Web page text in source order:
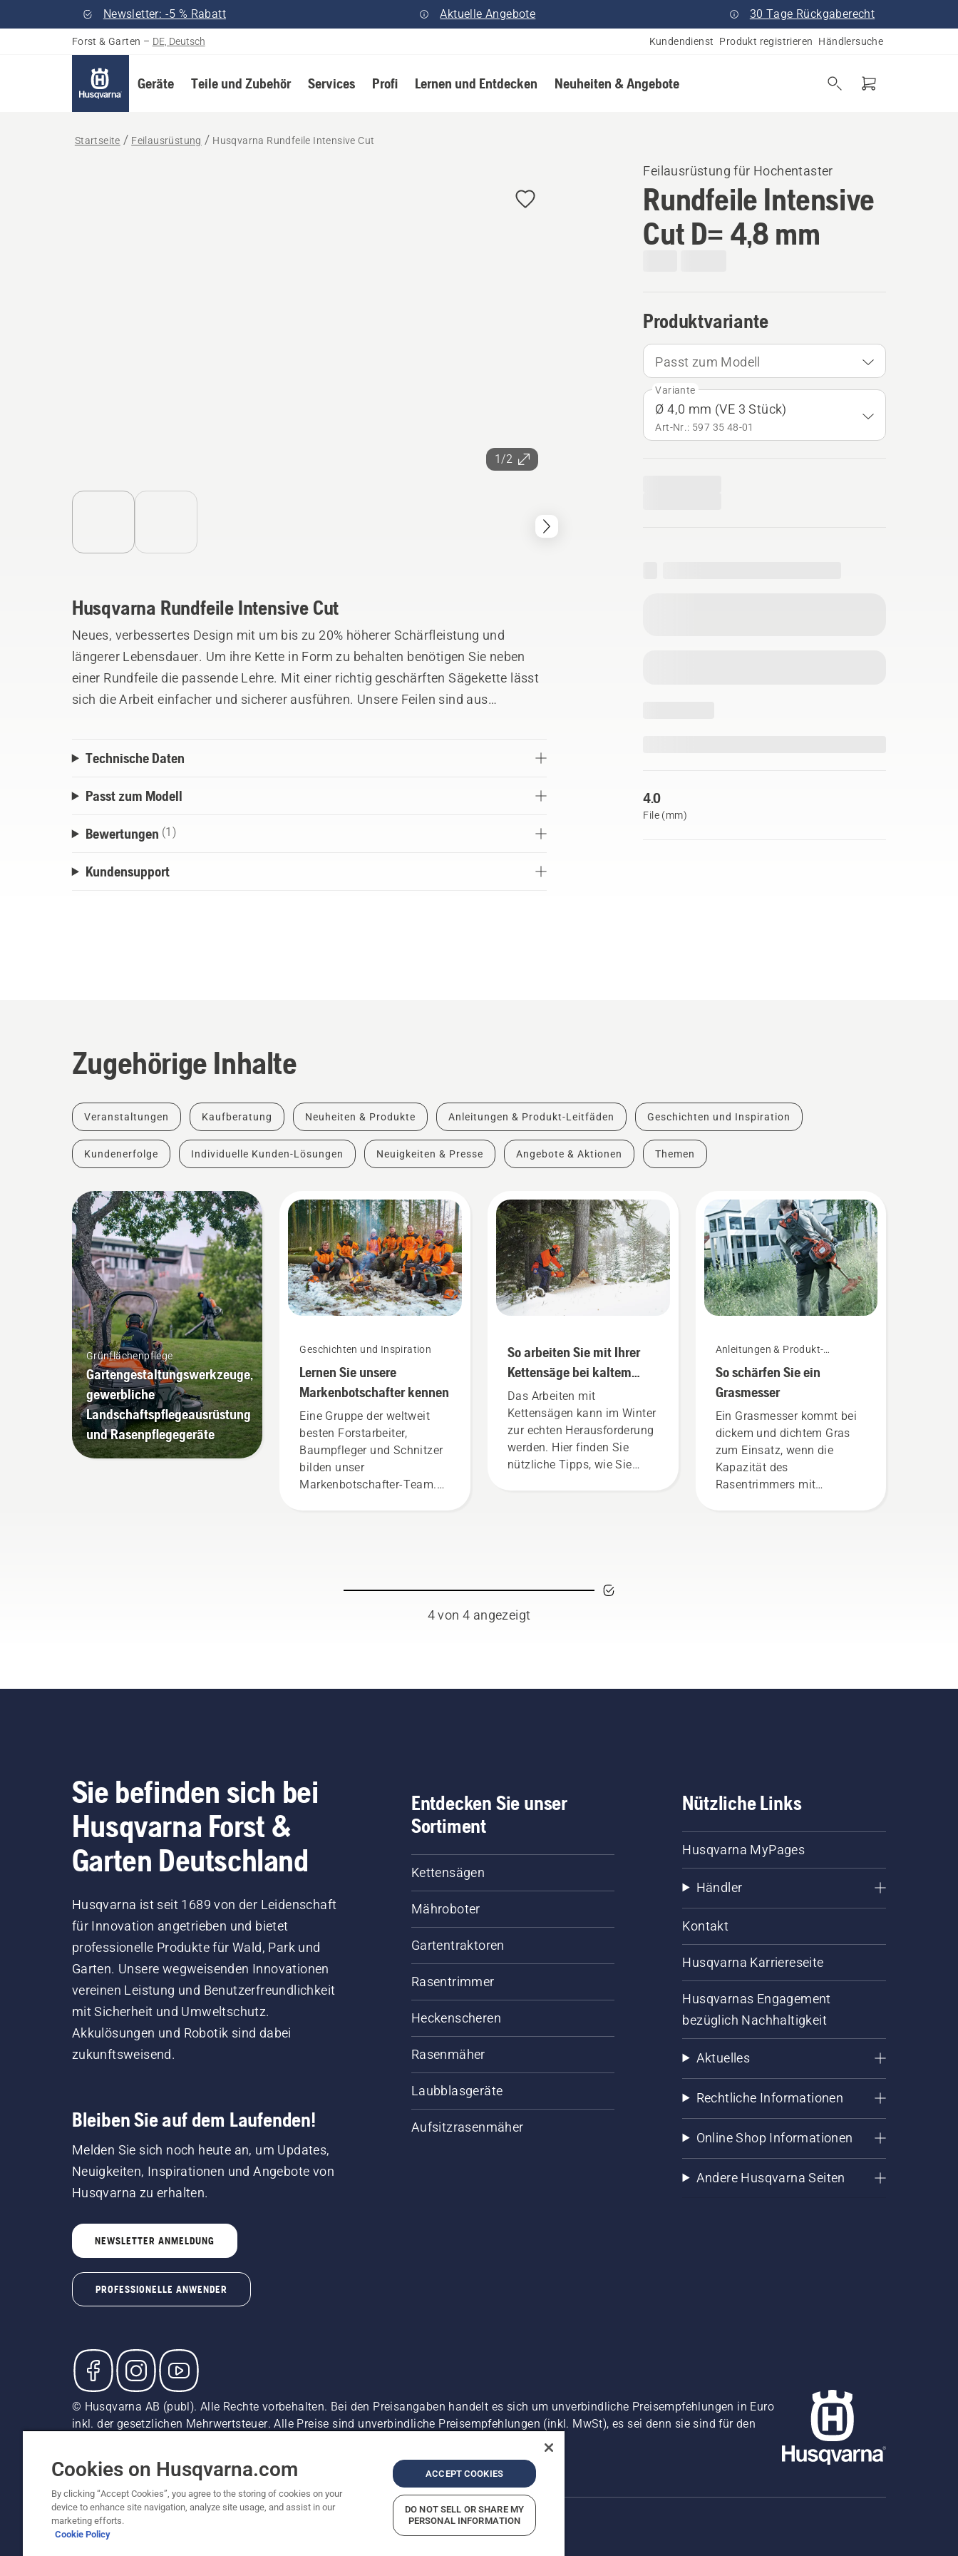
Newsletter: -5 % Rabatt Aktuelle Angebote 30 Tage Rückgaberecht
Forst & Garten – DE, Deutsch Kundendienst Produkt registrieren Händlersuche
Geräte Teile und Zubehör Services Profi Lernen und Entdecken Neuheiten & Angebote
Startseite Feilausrüstung Husqvarna Rundfeile Intensive Cut
1/2
Feilausrüstung für Hochentaster
Rundfeile Intensive
Cut D= 4,8 mm
Produktvariante
Passt zum Modell
Variante
Ø 4,0 mm (VE 3 Stück)
Art-Nr.: 597 35 48‑01
4.0
File (mm)
Husqvarna Rundfeile Intensive Cut
Neues, verbessertes Design mit um bis zu 20% höherer Schärfleistung und
längerer Lebensdauer. Um ihre Kette in Form zu behalten benötigen Sie neben
einer Rundfeile die passende Lehre. Mit einer richtig geschärften Sägekette lässt
sich die Arbeit einfacher und sicherer ausführen. Unsere Feilen sind aus
Technische Daten
Passt zum Modell
Bewertungen (1)
Kundensupport
Zugehörige Inhalte
Veranstaltungen Kaufberatung Neuheiten & Produkte Anleitungen & Produkt-Leitfäden Geschichten und Inspiration
Kundenerfolge Individuelle Kunden-Lösungen Neuigkeiten & Presse Angebote & Aktionen Themen
Grünflächenpflege
Gartengestaltungswerkzeuge,
gewerbliche
Landschaftspflegeausrüstung
und Rasenpflegegeräte
Geschichten und Inspiration
Lernen Sie unsere
Markenbotschafter kennen
Eine Gruppe der weltweit
besten Forstarbeiter,
Baumpfleger und Schnitzer
bilden unser
Markenbotschafter-Team.
anspruchsvollsten Kunden.
Botschaftern zusammen
professionellen
Erfahrungsschatz auf den
Gebieten Forst-, Park- oder
ihnen nehmen regelmäßig
Waldarbeiter, Schnitzer oder
Baumkletterer teil. Sie alle
teilen unsere Leidenschaft
für die Natur und für
Husqvarna. Lassen Sie sich
von unserem Team
So arbeiten Sie mit Ihrer
Kettensäge bei kaltem
Wetter
Das Arbeiten mit
Kettensägen kann im Winter
zur echten Herausforderung
werden. Hier finden Sie
nützliche Tipps, wie Sie
Anleitungen & Produkt-
So schärfen Sie ein
Grasmesser
Ein Grasmesser kommt bei
dickem und dichtem Gras
zum Einsatz, wenn die
Kapazität des
Rasentrimmers mit
4 von 4 angezeigt
Sie befinden sich bei
Husqvarna Forst &
Garten Deutschland
Husqvarna ist seit 1689 von der Leidenschaft
für Innovation angetrieben und bietet
professionelle Produkte für Wald, Park und
Garten. Unsere wegweisenden Innovationen
vereinen Leistung und Benutzerfreundlichkeit
mit Sicherheit und Umweltschutz.
Akkulösungen und Robotik sind dabei
zukunftsweisend.
Bleiben Sie auf dem Laufenden!
Melden Sie sich noch heute an, um Updates,
Neuigkeiten, Inspirationen und Angebote von
Husqvarna zu erhalten.
NEWSLETTER ANMELDUNG
PROFESSIONELLE ANWENDER
Entdecken Sie unser
Sortiment
Kettensägen
Mähroboter
Gartentraktoren
Rasentrimmer
Heckenscheren
Rasenmäher
Laubblasgeräte
Aufsitzrasenmäher
Nützliche Links
Husqvarna MyPages
Händler
Kontakt
Husqvarna Karriereseite
Husqvarnas Engagement
bezüglich Nachhaltigkeit
Aktuelles
Rechtliche Informationen
Online Shop Informationen
Andere Husqvarna Seiten
© Husqvarna AB (publ). Alle Rechte vorbehalten. Bei den Preisangaben handelt es sich um unverbindliche Preisempfehlungen in Euro
inkl. der gesetzlichen Mehrwertsteuer. Alle Preise sind unverbindliche Preisempfehlungen (inkl. MwSt), es sei denn sie sind für den
Cookie-Richtlinie Impressum Vermutete Verstöße melden
Cookies on Husqvarna.com
By clicking “Accept Cookies”, you agree to the storing of cookies on your
device to enhance site navigation, analyze site usage, and assist in our
marketing efforts.
Cookie Policy
ACCEPT COOKIES
DO NOT SELL OR SHARE MY
PERSONAL INFORMATION